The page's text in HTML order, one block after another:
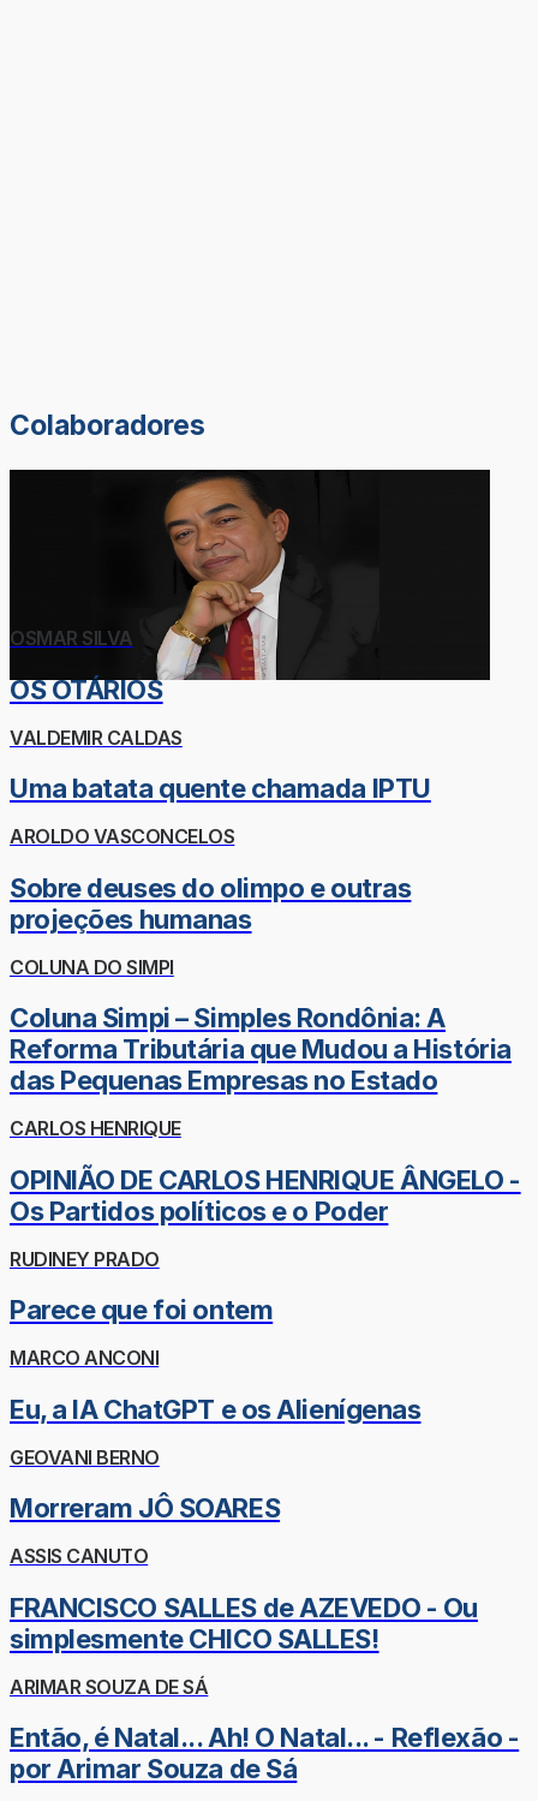
Colaboradores
OSMAR SILVA
OS OTÁRIOS
VALDEMIR CALDAS
Uma batata quente chamada IPTU
AROLDO VASCONCELOS
Sobre deuses do olimpo e outras
projeções humanas
COLUNA DO SIMPI
Coluna Simpi – Simples Rondônia: A
Reforma Tributária que Mudou a História
das Pequenas Empresas no Estado
CARLOS HENRIQUE
OPINIÃO DE CARLOS HENRIQUE ÂNGELO -
Os Partidos políticos e o Poder
RUDINEY PRADO
Parece que foi ontem
MARCO ANCONI
Eu, a IA ChatGPT e os Alienígenas
GEOVANI BERNO
Morreram JÔ SOARES
ASSIS CANUTO
FRANCISCO SALLES de AZEVEDO - Ou
simplesmente CHICO SALLES!
ARIMAR SOUZA DE SÁ
Então, é Natal... Ah! O Natal... - Reflexão -
por Arimar Souza de Sá